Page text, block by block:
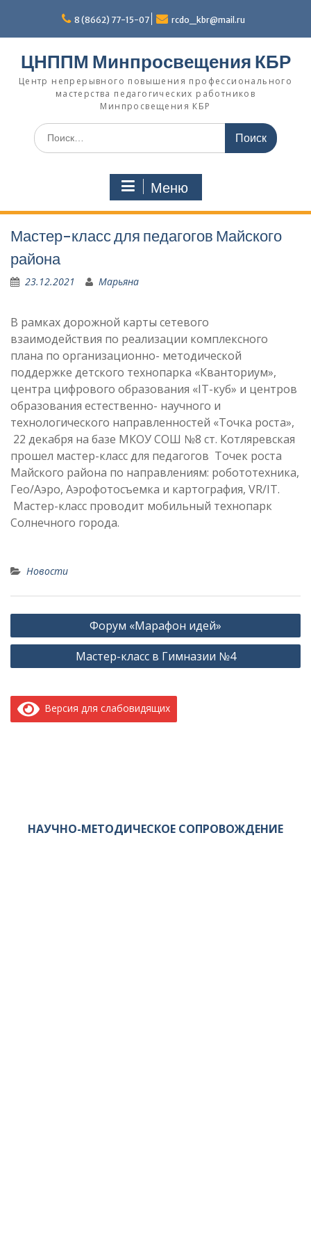
содержимому
8 (8662) 77-15-07 rcdo_kbr@mail.ru
ЦНППМ Минпросвещения КБР
Центр непрерывного повышения профессионального
мастерства педагогических работников
Минпросвещения КБР
Искать:
Меню
Мастер-класс для педагогов Майского
района
23.12.2021 Марьяна
В рамках дорожной карты сетевого
взаимодействия по реализации комплексного
плана по организационно- методической
поддержке детского технопарка «Кванториум»,
центра цифрового образования «IТ-куб» и центров
образования естественно- научного и
технологического направленностей «Точка роста»,
22 декабря на базе МКОУ СОШ №8 ст. Котляревская
прошел мастер-класс для педагогов Точек роста
Майского района по направлениям: робототехника,
Гео/Аэро, Аэрофотосъемка и картография, VR/IT.
Мастер-класс проводит мобильный технопарк
Солнечного города.
Новости
Навигация
по
Форум «Марафон идей»
Мастер-класс в Гимназии №4
Версия для слабовидящих
НАУЧНО-МЕТОДИЧЕСКОЕ СОПРОВОЖДЕНИЕ